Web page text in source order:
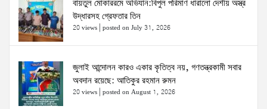
বায়তুল মোকাররমে অভিযান:বিপুল পরিমাণ ধারালো দেশীয় অস্ত্র
উদ্ধারসহ গ্রেফতার তিন
20 views posted on July 31, 2026
জুলাই আন্দোলন কারও একার কৃতিত্ব নয়, গণতন্ত্রকামী সবার
অবদান রয়েছে: আতিকুর রহমান রুমন
20 views posted on August 1, 2026